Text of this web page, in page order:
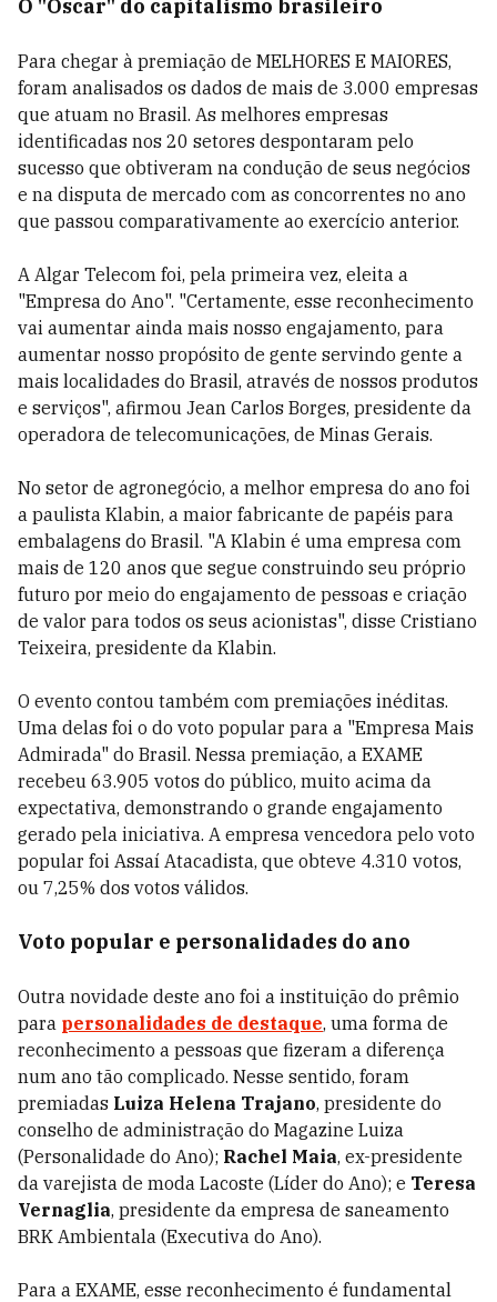
O "Oscar" do capitalismo brasileiro
Para chegar à premiação de MELHORES E MAIORES,
foram analisados os dados de mais de 3.000 empresas
que atuam no Brasil. As melhores empresas
identificadas nos 20 setores despontaram pelo
sucesso que obtiveram na condução de seus negócios
e na disputa de mercado com as concorrentes no ano
que passou comparativamente ao exercício anterior.
A Algar Telecom foi, pela primeira vez, eleita a
"Empresa do Ano". "Certamente, esse reconhecimento
vai aumentar ainda mais nosso engajamento, para
aumentar nosso propósito de gente servindo gente a
mais localidades do Brasil, através de nossos produtos
e serviços", afirmou Jean Carlos Borges, presidente da
operadora de telecomunicações, de Minas Gerais.
No setor de agronegócio, a melhor empresa do ano foi
a paulista Klabin, a maior fabricante de papéis para
embalagens do Brasil. "A Klabin é uma empresa com
mais de 120 anos que segue construindo seu próprio
futuro por meio do engajamento de pessoas e criação
de valor para todos os seus acionistas", disse Cristiano
Teixeira, presidente da Klabin.
O evento contou também com premiações inéditas.
Uma delas foi o do voto popular para a "Empresa Mais
Admirada" do Brasil. Nessa premiação, a EXAME
recebeu 63.905 votos do público, muito acima da
expectativa, demonstrando o grande engajamento
gerado pela iniciativa. A empresa vencedora pelo voto
popular foi Assaí Atacadista, que obteve 4.310 votos,
ou 7,25% dos votos válidos.
Voto popular e personalidades do ano
Outra novidade deste ano foi a instituição do prêmio
para personalidades de destaque, uma forma de
reconhecimento a pessoas que fizeram a diferença
num ano tão complicado. Nesse sentido, foram
premiadas Luiza Helena Trajano, presidente do
conselho de administração do Magazine Luiza
(Personalidade do Ano); Rachel Maia, ex-presidente
da varejista de moda Lacoste (Líder do Ano); e Teresa
Vernaglia, presidente da empresa de saneamento
BRK Ambientala (Executiva do Ano).
Para a EXAME, esse reconhecimento é fundamental